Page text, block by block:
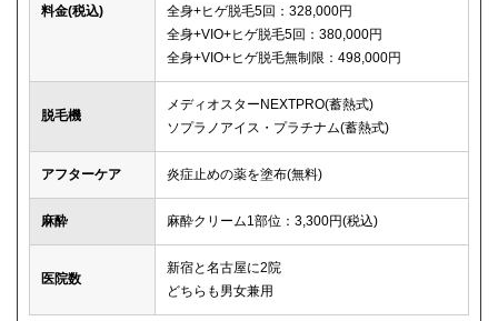
料金(税込)
全身+ヒゲ脱毛5回：328,000円
全身+VIO+ヒゲ脱毛5回：380,000円
全身+VIO+ヒゲ脱毛無制限：498,000円
脱毛機
メディオスターNEXTPRO(蓄熱式)
ソプラノアイス・プラチナム(蓄熱式)
アフターケア 炎症止めの薬を塗布(無料)
麻酔 麻酔クリーム1部位：3,300円(税込)
医院数
新宿と名古屋に2院
どちらも男女兼用